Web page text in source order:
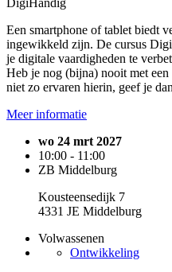
DigiHandig
Een smartphone of tablet biedt
ingewikkeld zijn. De cursus
je digitale vaardigheden te
Heb je nog (bijna) nooit met
niet zo ervaren hierin, geef je
Meer informatie
wo 24 mrt 2027
10:00 - 11:00
ZB Middelburg
Kousteensedijk 7
4331 JE Middelburg
Volwassenen
Ontwikkeling